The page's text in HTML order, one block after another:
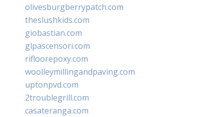
olivesburgberrypatch.com
theslushkids.com
giobastian.com
glpascensori.com
rifloorepoxy.com
woolleymillingandpaving.com
uptonpvd.com
2troublegrill.com
casateranga.com